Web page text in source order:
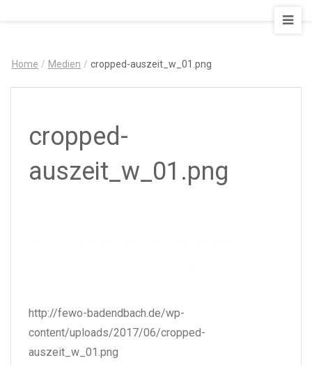
Art
&
Design
Home / Medien / cropped-auszeit_w_01.png
cropped-
auszeit_w_01.png
http://fewo-badendbach.de/wp-
content/uploads/2017/06/cropped-
auszeit_w_01.png